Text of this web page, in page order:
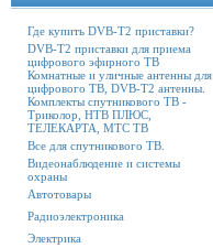
Где купить DVB-T2 приставки?
DVB-T2 приставки для приема
цифрового эфирного ТВ
Комнатные и уличные антенны для
цифрового ТВ, DVB-T2 антенны.
Комплекты спутникового ТВ -
Триколор, НТВ ПЛЮС,
ТЕЛЕКАРТА, МТС ТВ
Все для спутникового ТВ.
Видеонаблюдение и системы
охраны
Автотовары
Радиоэлектроника
Электрика